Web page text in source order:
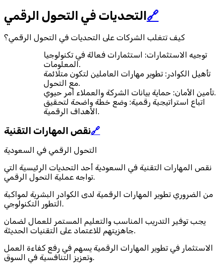
التحديات في التحول الرقمي 🔗
كيف تتغلب الشركات على التحديات في التحول الرقمي؟
توجيه الاستثمارات: استثمارات فعالة في تكنولوجيا
المعلومات.
تأهيل الكوادر: تطوير مهارات العاملين لتكون متلائمة
مع التحول.
تأمين الأمان: حماية بيانات الشركة والعملاء أمر حيوي.
اتباع استراتيجية رقمية: وضع خطة واضحة لتحقيق
الأهداف الرقمية.
نقص المهارات التقنية🔗
التحول الرقمي في السعودية
نقص المهارات التقنية في السعودية أحد التحديات الرئيسية التي
تواجه عملية التحول الرقمي.
من الضروري تطوير المهارات الرقمية لدى الكوادر البشرية لمواكبة
التطور التكنولوجي.
يجب توفير التدريب المناسب والتعليم المستمر للعمال لضمان
جاهزيتهم للاعتماد على التقنيات الحديثة.
الاستثمار في تطوير المهارات الرقمية يسهم في رفع كفاءة العمل
وتعزيز التنافسية في السوق.